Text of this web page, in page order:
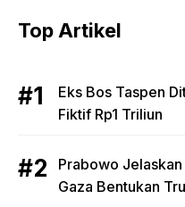
Top Artikel
Eks Bos Taspen
Fiktif Rp1 Triliun
Prabowo
Gaza Bentukan